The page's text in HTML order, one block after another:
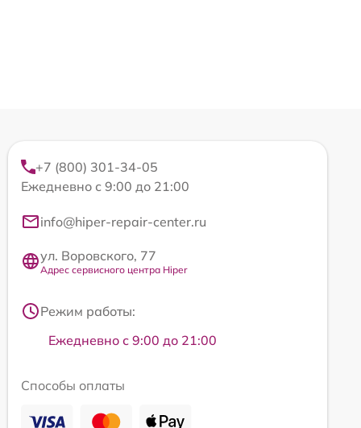
+7 (800) 301-34-05
Ежедневно с 9:00 до 21:00
info@hiper-repair-center.ru
ул. Воровского, 77
Адрес сервисного центра Hiper
Режим работы:
Ежедневно с 9:00 до 21:00
Способы оплаты